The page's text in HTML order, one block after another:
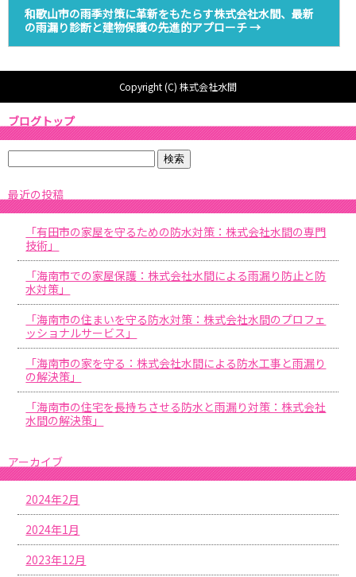
和歌山市の雨季対策に革新をもたらす株式会社水間、最新
の雨漏り診断と建物保護の先進的アプローチ→
Copyright (C) 株式会社水間
ブログトップ
最近の投稿
「有田市の家屋を守るための防水対策：株式会社水間の専門
技術」
「海南市での家屋保護：株式会社水間による雨漏り防止と防
水対策」
「海南市の住まいを守る防水対策：株式会社水間のプロフェ
ッショナルサービス」
「海南市の家を守る：株式会社水間による防水工事と雨漏り
の解決策」
「海南市の住宅を長持ちさせる防水と雨漏り対策：株式会社
水間の解決策」
アーカイブ
2024年2月
2024年1月
2023年12月